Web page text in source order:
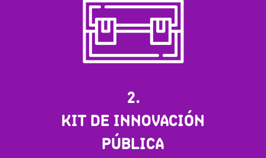
2.
KIT DE INNOVACIÓN
PÚBLICA